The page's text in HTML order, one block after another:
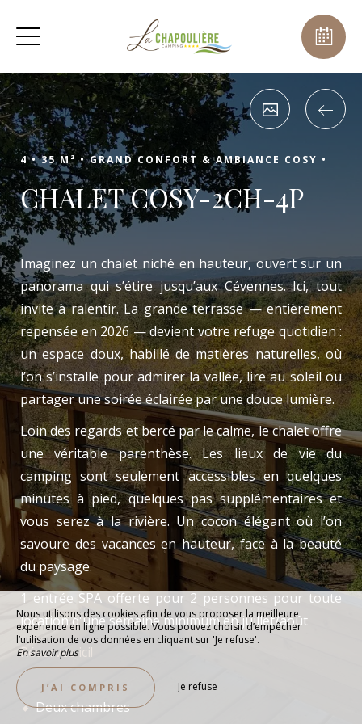
4 •35 M² •GRAND CONFORT & AMBIANCE COSY •
CHALET COSY-2CH-4P
Imaginez un chalet niché en hauteur, ouvert sur un
panorama qui s’étire jusqu’aux Cévennes. Ici, tout
invite à ralentir. La grande terrasse — entièrement
repensée en 2026 — devient votre refuge quotidien :
un espace doux, habillé de matières naturelles, où
l’on s’installe pour admirer la vallée, lire au soleil ou
partager une soirée éclairée par une douce lumière.
Loin des regards et bercé par le calme, le chalet offre
une véritable parenthèse. Les lieux de vie du
camping sont seulement accessibles en quelques
minutes à pied, quelques pas supplémentaires et
vous serez à la rivière. Un cocon élégant où l’on
savoure des vacances en hauteur, face à la beauté
du paysage.
1 entrée SPA offerte pour 2 personnes pour toute
location d'une semaine minimum en juillet/août
Réservez ici!
Deux chambres
Nous utilisons des cookies afin de vous proposer la meilleure
expérience en ligne possible. Vous pouvez choisir d’empêcher
l’utilisation de vos données en cliquant sur 'Je refuse'.
En savoir plus
J’AI COMPRIS Je refuse